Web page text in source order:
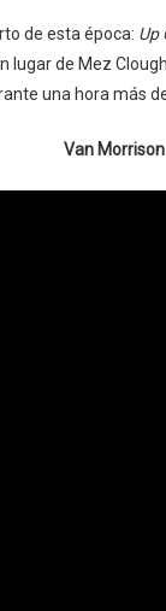
de esta época: Up
lugar de Mez
una hora más
Van